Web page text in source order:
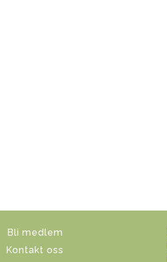
Bli medlem
Kontakt oss